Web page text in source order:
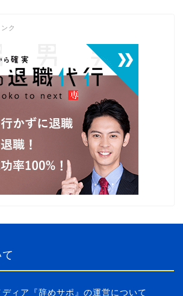
ク
ィア『辞めサポ』の運営について